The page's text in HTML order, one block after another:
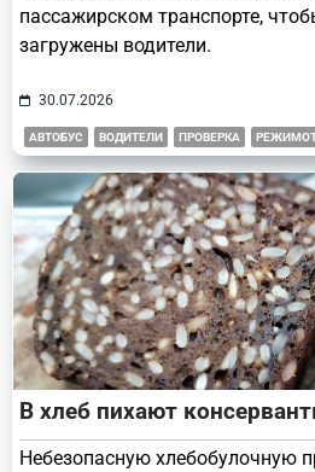
пассажирском транспорте,
загружены водители.
30.07.2026
АВТОБУС ВОДИТЕЛИ ПРОВЕРКА
В хлеб пихают
Небезопасную хлебобулочную